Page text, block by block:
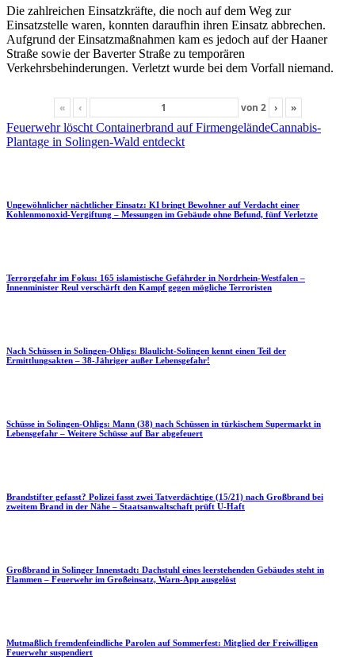
Die zahlreichen Einsatzkräfte, die noch auf dem Weg zur
Einsatzstelle waren, konnten daraufhin ihren Einsatz abbrechen.
Aufgrund der Einsatzmaßnahmen kam es jedoch auf der Haaner
Straße sowie der Baverter Straße zu temporären
Verkehrsbehinderungen. Verletzt wurde bei dem Vorfall niemand.
« ‹ von 2 ›
»
Feuerwehr löscht Containerbrand auf FirmengeländeCannabis-
Plantage in Solingen-Wald entdeckt
Ungewöhnlicher nächtlicher Einsatz: KI bringt Bewohner auf Verdacht einer
Kohlenmonoxid-Vergiftung – Messungen im Gebäude ohne Befund, fünf Verletzte
Terrorgefahr im Fokus: 165 islamistische Gefährder in Nordrhein-Westfalen –
Innenminister Reul verschärft den Kampf gegen mögliche Terroristen
Nach Schüssen in Solingen-Ohligs: Blaulicht-Solingen kennt einen Teil der
Ermittlungsakten – 38-Jähriger außer Lebensgefahr!
Schüsse in Solingen-Ohligs: Mann (38) nach Schüssen in türkischem Supermarkt in
Lebensgefahr – Weitere Schüsse auf Bar abgefeuert
Brandstifter gefasst? Polizei fasst zwei Tatverdächtige (15/21) nach Großbrand bei
zweitem Brand in der Nähe – Staatsanwaltschaft prüft U-Haft
Großbrand in Solinger Innenstadt: Dachstuhl eines leerstehenden Gebäudes steht in
Flammen – Feuerwehr im Großeinsatz, Warn-App ausgelöst
Mutmaßlich fremdenfeindliche Parolen auf Sommerfest: Mitglied der Freiwilligen
Feuerwehr suspendiert